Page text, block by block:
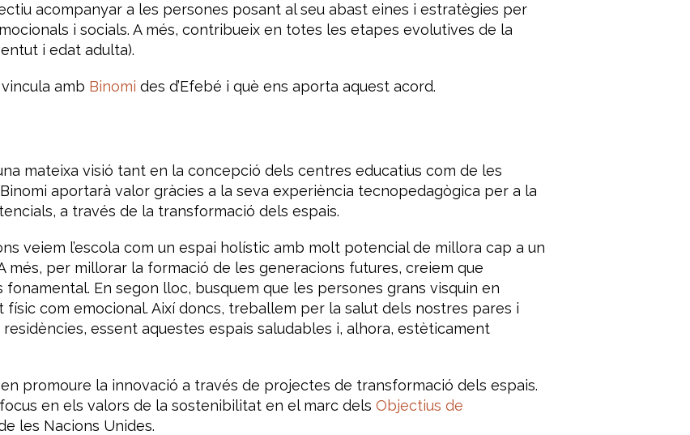
acompanyar a les persones posant al seu abast eines i estratègies per
i socials. A més, contribueix en totes les etapes evolutives de la
i edat adulta).
amb Binomi des d’Efebé i què ens aporta aquest acord.
mateixa visió tant en la concepció dels centres educatius com de les
aportarà valor gràcies a la seva experiència tecnopedagògica per a la
a través de la transformació dels espais.
veiem l’escola com un espai holístic amb molt potencial de millora cap a un
més, per millorar la formació de les generacions futures, creiem que
fonamental. En segon lloc, busquem que les persones grans visquin en
com emocional. Així doncs, treballem per la salut dels nostres pares i
essent aquestes espais saludables i, alhora, estèticament
promoure la innovació a través de projectes de transformació dels espais.
en els valors de la sostenibilitat en el marc dels Objectius de
les Nacions Unides.